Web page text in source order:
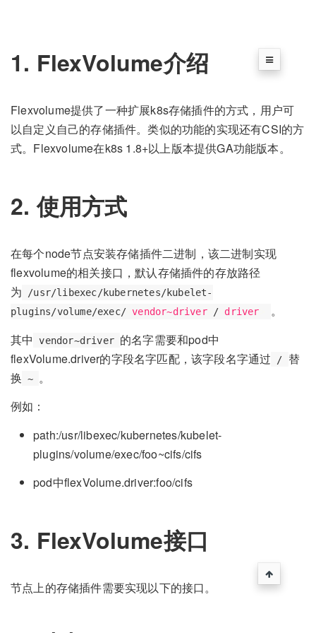
1. FlexVolume介绍
Flexvolume提供了一种扩展k8s存储插件的方式，用户可
以自定义自己的存储插件。类似的功能的实现还有CSI的方
式。Flexvolume在k8s 1.8+以上版本提供GA功能版本。
2. 使用方式
在每个node节点安装存储插件二进制，该二进制实现
flexvolume的相关接口，默认存储插件的存放路径
为
/usr/libexec/kubernetes/kubelet-
plugins/volume/exec/ <vendor~driver> / driver
。
其中
vendor~driver 的名字需要和pod中
flexVolume.driver的字段名字匹配，该字段名字通过
/
替
换 ~
。
例如：
path:/usr/libexec/kubernetes/kubelet-
plugins/volume/exec/foo~cifs/cifs
pod中flexVolume.driver:foo/cifs
3. FlexVolume接口
节点上的存储插件需要实现以下的接口。